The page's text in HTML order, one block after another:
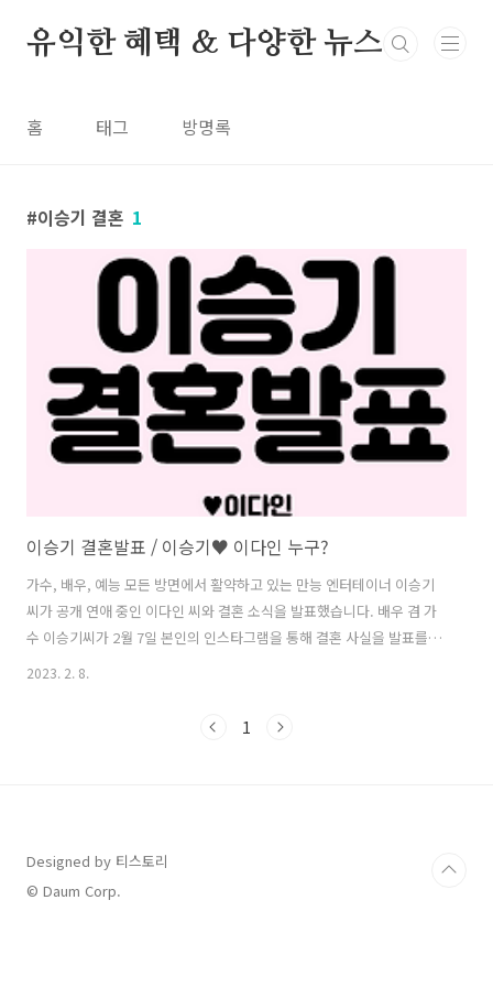
유익한 혜택 & 다양한 뉴스
홈 태그 방명록
이승기 결혼 1
이승기 결혼발표 / 이승기♥ 이다인 누구?
가수, 배우, 예능 모든 방면에서 활약하고 있는 만능 엔터테이너 이승기
씨가 공개 연애 중인 이다인 씨와 결혼 소식을 발표했습니다. 배우 겸 가
수 이승기씨가 2월 7일 본인의 인스타그램을 통해 결혼 사실을 발표를 했
습니다. 상대는 배우 이다인 씨이며 이다인 씨와는 2021년 5월부터 공개
꿈’을 발표하며 데뷔했습니다. 그동안 ‘내 여자라니까’, ‘결혼해 줄래’,
2023. 2. 8.
1
Designed by 티스토리
© Daum Corp.